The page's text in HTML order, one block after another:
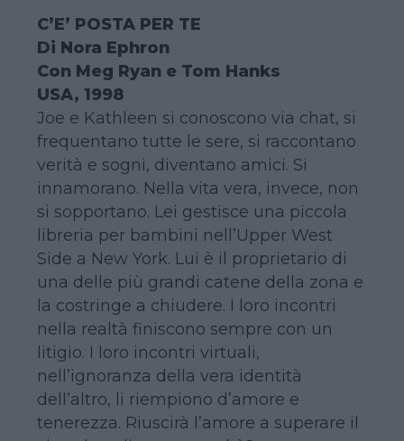
C’E’ POSTA PER TE
Di Nora Ephron
Con Meg Ryan e Tom Hanks
USA, 1998
Joe e Kathleen si conoscono via chat, si
frequentano tutte le sere, si raccontano
verità e sogni, diventano amici. Si
innamorano. Nella vita vera, invece, non
si sopportano. Lei gestisce una piccola
libreria per bambini nell’Upper West
Side a New York. Lui è il proprietario di
una delle più grandi catene della zona e
la costringe a chiudere. I loro incontri
nella realtà finiscono sempre con un
litigio. I loro incontri virtuali,
nell’ignoranza della vera identità
dell’altro, li riempiono d’amore e
tenerezza. Riuscirà l’amore a superare il